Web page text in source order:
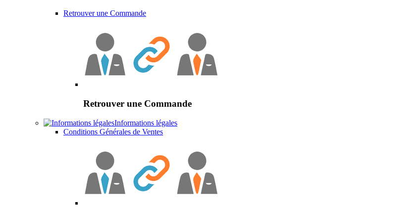
Retrouver une Commande
Retrouver une Commande
Informations légales
Conditions Générales de Ventes